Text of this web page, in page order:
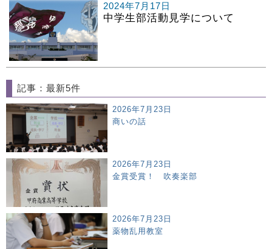
2024年7月17日
中学生部活動見学について
記事：最新5件
2026年7月23日
商いの話
2026年7月23日
金賞受賞！ 吹奏楽部
2026年7月23日
薬物乱用教室